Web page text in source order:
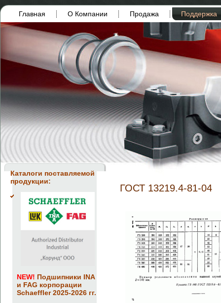
Главная О Компании Продажа Поддержка
Каталоги поставляемой
продукции:
NEW! Подшипники INA
и FAG корпорации
Schaeffler 2025-2026 гг.
ГОСТ 13219.4-81-04